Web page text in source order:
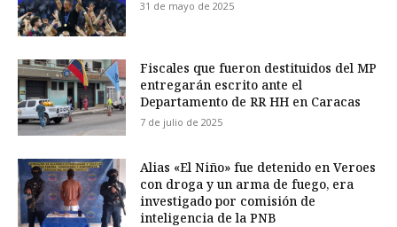
31 de mayo de 2025
Fiscales que fueron destituidos del MP
entregarán escrito ante el
Departamento de RR HH en Caracas
7 de julio de 2025
Alias «El Niño» fue detenido en Veroes
con droga y un arma de fuego, era
investigado por comisión de
inteligencia de la PNB